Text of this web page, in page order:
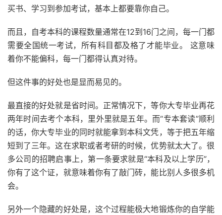
买书、学习到参加考试，基本上都要靠你自己。
而且，自考本科的课程数量通常在12到16门之间，每一门都
需要全国统一考试，所有科目都及格了才能毕业。 这意味
着你不能偏科，每一门都得认真对待。
但这件事的好处也是显而易见的。
最直接的好处就是省时间。正常情况下，等你大专毕业再花
两年时间去考个本科，里外里就是五年。而“专本套读”顺利
的话，你大专毕业的同时就能拿到本科文凭，等于把五年缩
短到了三年。这在求职或者考研的时候，优势就太大了。很
多公司的招聘启事上，第一条要求就是“本科及以上学历”，
你有了这个证，就意味着你有了敲门砖，能比别人多很多机
会。
另外一个隐藏的好处是，这个过程能极大地锻炼你的自学能